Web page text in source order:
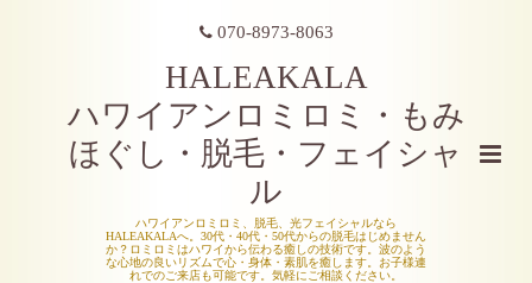
070-8973-8063
HALEAKALA
ハワイアンロミロミ・もみ
ほぐし・脱毛・フェイシャ
ル
ハワイアンロミロミ、脱毛、光フェイシャルなら
HALEAKALAへ。30代・40代・50代からの脱毛はじめません
か？ロミロミはハワイから伝わる癒しの技術です。波のよう
な心地の良いリズムで心・身体・素肌を癒します。お子様連
れでのご来店も可能です。気軽にご相談ください。